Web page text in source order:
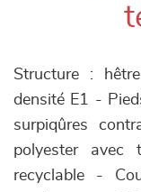
Structure :
densité E1 -
surpiqûres
polyester avec
recyclable -